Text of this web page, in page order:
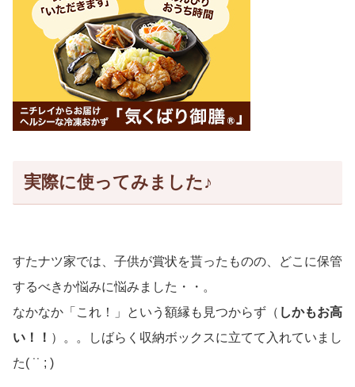
実際に使ってみました♪
すたナツ家では、子供が賞状を貰ったものの、どこに保管
するべきか悩みに悩みました・・。
なかなか「これ！」という額縁も見つからず（ しかもお高
い！！ ）。。しばらく収納ボックスに立てて入れていまし
た( ˙˙ ; )